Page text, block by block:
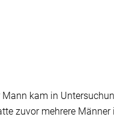
Mann kam in
zuvor mehrere Männer